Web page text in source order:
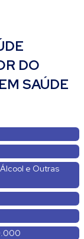
DO
SAÚDE
e Outras